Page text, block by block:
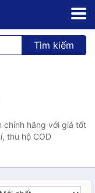
Tìm kiếm
chính hãng với giá tốt
thu hộ COD